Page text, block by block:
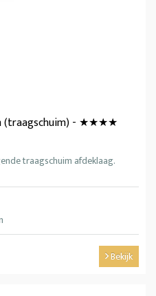
(traagschuim) - ★★★★
traagschuim afdeklaag.
Bekijk